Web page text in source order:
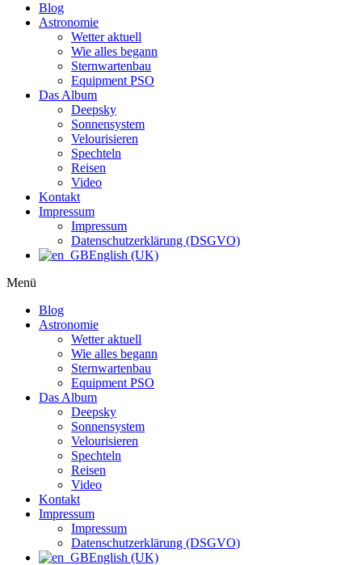
Blog
Astronomie
Wetter aktuell
Wie alles begann
Sternwartenbau
Equipment PSO
Das Album
Deepsky
Sonnensystem
Velourisieren
Spechteln
Reisen
Video
Kontakt
Impressum
Impressum
Datenschutzerklärung (DSGVO)
English (UK)
Menü
Blog
Astronomie
Wetter aktuell
Wie alles begann
Sternwartenbau
Equipment PSO
Das Album
Deepsky
Sonnensystem
Velourisieren
Spechteln
Reisen
Video
Kontakt
Impressum
Impressum
Datenschutzerklärung (DSGVO)
English (UK)